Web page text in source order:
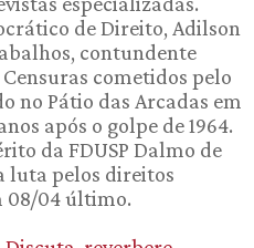
de Direito, Adilson
contundente
cometidos pelo
no Pátio das Arcadas em
após o golpe de 1964.
da FDUSP Dalmo de
luta pelos direitos
08/04 último.